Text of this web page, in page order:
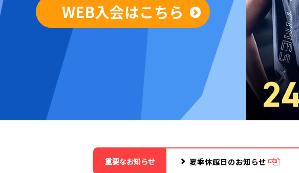
WEB入会はこちら
重要なお知らせ 夏季休館日のお知らせ